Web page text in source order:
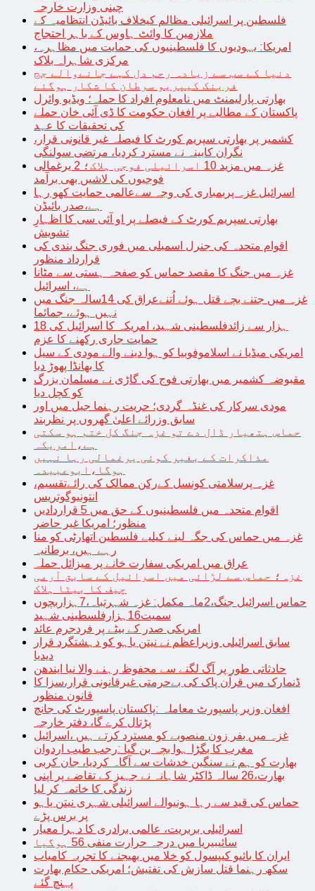
چینی وزارت خارجہ
فلسطین پر اسرائیلی مظالم کیخلاف بائیڈن انتظامیہ کے
ملازمین کا وائٹ ہاوس کے باہر احتجاج
امریکا: یہودیوں کا فلسطینیوں کی حمایت میں مظاہرہ،
مرکزی شاہراہ بلاک
دنیا کے سب سے زیادہ رحم دل کہے جانےوالے جج
فرینک کیپریو سرطان کا شکار ہوگئے
بھارتی پارلیمنٹ میں نامعلوم افراد کا حملہ؛ ویڈیو وائرل
پاکستان کے مطالبے پر افغان حکومت کا ڈی آئی خان حملے
کی تحقیقات کا عہد
کشمیر پر بھارتی سپریم کورٹ کا فیصلہ غیر قانونی قرار،
نگران کابینہ نے مسترد کردیا، مرتضی سولنگی
غزہ میں مزید 10 اسرائیلی فوجی ہلاک؛ 2 یرغمالی
فوجیوں کی لاشیں بھی برآمد
اسرائیل غزہ پربمباری کی وجہ سےعالمی حمایت کھو رہا
ہے،صدر بائیڈن
بھارتی سپریم کورٹ کے فیصلے پر او آئی سی کا اظہارِ
تشویش
اقوام متحدہ کی جنرل اسمبلی میں فوری جنگ بندی کی
قرارداد منظور
غزہ میں جنگ کا مقصد حماس کو صفحہ ہستی سے مٹانا
ہے، اسرائیل
غزہ میں جتنے بچے قتل ہوئے اُتنےعراق کی 14سالہ جنگ میں
نہیں ہوئے، جمائما
18 ہزار سے زائدفلسطینی شہید، امریکہ کا اسرائیل کی
حمایت جاری رکھنے کا عزم
امریکی میڈیا نے اسلاموفوبیا کو ہوا دینے والے مودی کے سیل
کا بھانڈا پھوڑ دیا
مقبوضہ کشمیر میں بھارتی فوج کی گاڑی نے مسلمان بزرگ
کو کچل دیا
مودی سرکار کی غنڈہ گردی؛ حریت رہنما جیل میں اور
سابق وزرائے اعلیٰ گھروں پر نظربند
حماس ہتھیار ڈال دے تو غزہ جنگ کل ختم ہو سکتی
ہے،امریکہ
مذاکرات کے بغیر کوئی یرغمالی رہا نہیں
ہوگا،ابوعبیدہ
غزہ پرسلامتی کونسل کےرکن ممالک کی رائےتقسیم،
انتونیوگوتریس
اقوام متحدہ میں فلسطینیوں کے حق میں 5 قراردادیں
منظور؛ امریکا غیر حاضر
غزہ میں حماس کی جگہ لینے کیلیے فلسطین اتھارٹی کو منا
رہے ہیں، برطانیہ
عراق میں امریکی سفارت خانے پر میزائل حملہ
غزہ؛ حماس سے لڑائی میں اسرائیل کے سابق آرمی
چیف کا بیٹا ہلاک
حماس اسرائیل جنگ،2ماہ مکمل: غزہ شہرتباہ،7ہزاربچوں
سمیت16ہزارفلسطینی شہید
امریکی صدر کے بیٹے پر فردجرم عائد
سابق اسرائیلی وزیراعظم نے نیتن یاہو کو دہشتگرد قرار
دیدیا
حادثاتی طور پر آگ لگنے سے محفوظ رہنے والا نیا ایندھن
ڈنمارک میں قرآن پاک کی بےحرمتی غیرقانونی قرار،سزا کا
قانون منظور
افغان وزیر پاسپورٹ معاملہ :پاکستان پاسپورٹ کی جانچ
پڑتال کرے گا، دفتر خارجہ
غزہ میں بفر زون منصوبے کو مسترد کرتے ہیں ،اسرائیل
مغرب کا بگڑا ہوا بچہ بن گیا :رجب طیب اردوان
بھارت کو ہم نے سنگین خدشات سے آگاہ کردیا، جان کربی
بھارت،26 سالہ ڈاکٹر شاہانہ نے جہیز کے تقاضے پر اپنی
زندگی کا خاتمہ کر لیا
حماس کی قید سے رہا ہونیوالے اسرائیلی شہری نیتن یاہو
پر برس پڑے
اسرائیلی بربریت، عالمی برادری کا دہرا معیار
سائیبیریا میں درجہ حرارت منفی 56 ہوگیا
ایران کا بائیو کیپسول کو خلا میں بھیجنے کا تجربہ کامیاب
سکھ رہنما قتل سازش کی تفتیش؛ امریکی حکام بھارت
پہنچ گئے